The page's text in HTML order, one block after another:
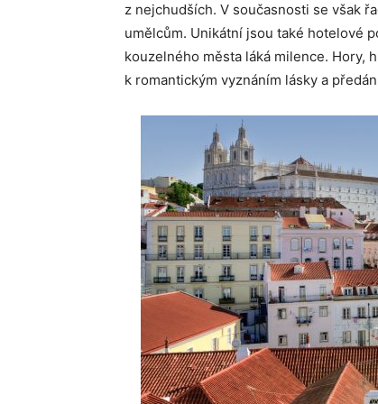
z nejchudších. V současnosti se však
umělcům. Unikátní jsou také hotelové
kouzelného města láká milence. Hory,
k romantickým vyznáním lásky a